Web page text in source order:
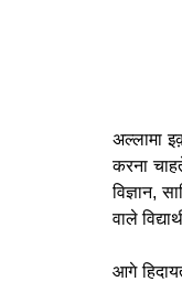
अल्लामा
करना
विज्ञान,
वाले
आगे